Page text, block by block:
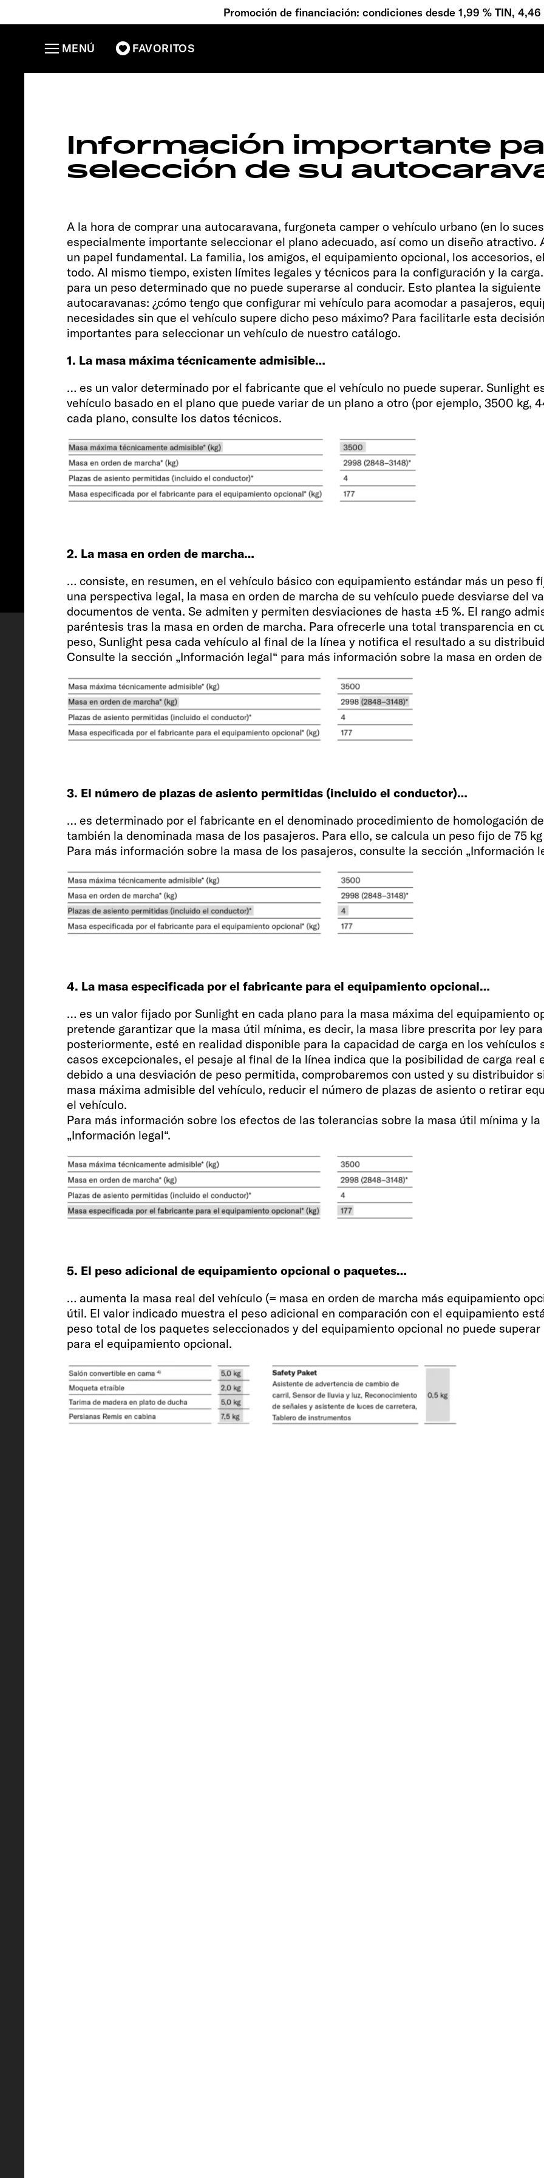
Promoción de financiación: condiciones desde 1,99 % TIN, 4,46
FAVORITOS
MENÚ
Información importante
selección de su
A la hora de comprar una autocaravana, furgoneta camper o vehículo urbano (en lo
especialmente importante seleccionar el plano adecuado, así como un diseño atractivo.
un papel fundamental. La familia, los amigos, el equipamiento opcional, los accesorios,
todo. Al mismo tiempo, existen límites legales y técnicos para la configuración y la
para un peso determinado que no puede superarse al conducir. Esto plantea la
autocaravanas: ¿cómo tengo que configurar mi vehículo para acomodar a pasajeros,
necesidades sin que el vehículo supere dicho peso máximo? Para facilitarle esta
importantes para seleccionar un vehículo de nuestro catálogo.
1. La masa máxima técnicamente admisible…
… es un valor determinado por el fabricante que el vehículo no puede superar. Sunlight
vehículo basado en el plano que puede variar de un plano a otro (por ejemplo, 3500 kg,
cada plano, consulte los datos técnicos.
2. La masa en orden de marcha…
… consiste, en resumen, en el vehículo básico con equipamiento estándar más un peso
una perspectiva legal, la masa en orden de marcha de su vehículo puede desviarse del
documentos de venta. Se admiten y permiten desviaciones de hasta ±5 %. El rango
paréntesis tras la masa en orden de marcha. Para ofrecerle una total transparencia en
peso, Sunlight pesa cada vehículo al final de la línea y notifica el resultado a su
Consulte la sección „Información legal“ para más información sobre la masa en orden
3. El número de plazas de asiento permitidas (incluido el conductor)…
… es determinado por el fabricante en el denominado procedimiento de homologación
también la denominada masa de los pasajeros. Para ello, se calcula un peso fijo de 75
Para más información sobre la masa de los pasajeros, consulte la sección „Información
4. La masa especificada por el fabricante para el equipamiento opcional…
… es un valor fijado por Sunlight en cada plano para la masa máxima del equipamiento
pretende garantizar que la masa útil mínima, es decir, la masa libre prescrita por ley
posteriormente, esté en realidad disponible para la capacidad de carga en los vehículos
casos excepcionales, el pesaje al final de la línea indica que la posibilidad de carga real
debido a una desviación de peso permitida, comprobaremos con usted y su distribuidor
masa máxima admisible del vehículo, reducir el número de plazas de asiento o retirar
el vehículo.
Para más información sobre los efectos de las tolerancias sobre la masa útil mínima y
„Información legal“.
5. El peso adicional de equipamiento opcional o paquetes…
… aumenta la masa real del vehículo (= masa en orden de marcha más equipamiento
útil. El valor indicado muestra el peso adicional en comparación con el equipamiento
peso total de los paquetes seleccionados y del equipamiento opcional no puede
para el equipamiento opcional.
CLIFF 600
Configurar Petición de cita
Vehículo
Longitud / Anchura / Altura
599 / 205 / 258 / 0 OPC cm
Altura interior
190
Plazas de asiento permitidas (incl. conductor)
Chasis / Motor / Potencia kW (CV)
Peugeot Boxer / 2.2 / 103 (140)
Masa en orden de marcha (kg)*
2787 (2648 a 2926)*
Masa especificada por el fabricante para el
equipamiento opcional* (kg)
366
Masa máxima técnicamente admisible* (kg)
3500
Plazas para dormir
2 + 1
197 x 157 -
Medidas cama
185 x 105 - 88 OPC
Frigorífico /
84
(doble)
3 / 2
Calefacción
Combi 4 Gas /